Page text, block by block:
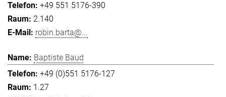
+49 551 5176-390
2.140
robin.barta@...
Baptiste Baud
+49 (0)551 5176-127
1.27